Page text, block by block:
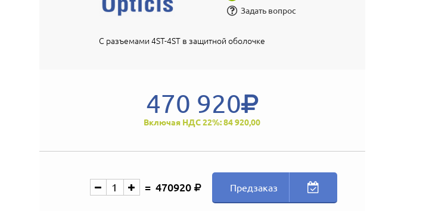
Задать вопрос
С разъемами 4ST-4ST в защитной оболочке
470 920
Включая НДС 22%: 84 920,00
470920 Предзаказ